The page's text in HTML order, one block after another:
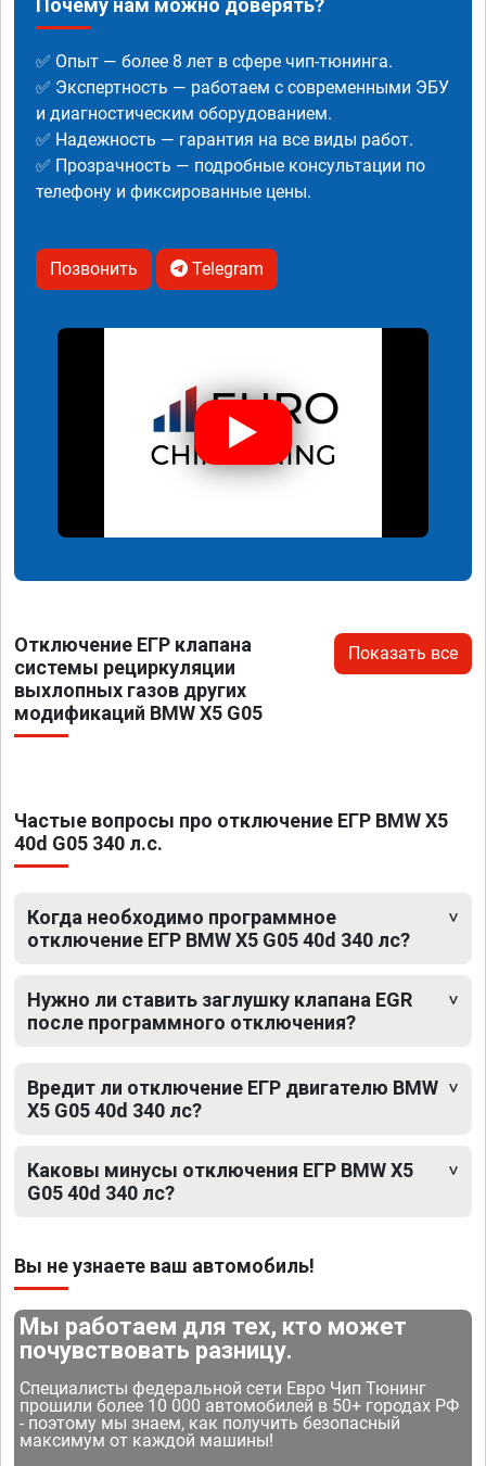
Почему нам можно доверять?
✅ Опыт — более 8 лет в сфере чип-тюнинга.
✅ Экспертность — работаем с современными ЭБУ
и диагностическим оборудованием.
✅ Надежность — гарантия на все виды работ.
✅ Прозрачность — подробные консультации по
телефону и фиксированные цены.
Позвонить Telegram
Отключение ЕГР клапана
системы рециркуляции
выхлопных газов других
модификаций BMW X5 G05
Показать все
Частые вопросы про отключение ЕГР BMW X5
40d G05 340 л.с.
Когда необходимо программное
отключение ЕГР BMW X5 G05 40d 340 лс?
Нужно ли ставить заглушку клапана EGR
после программного отключения?
Вредит ли отключение ЕГР двигателю BMW
X5 G05 40d 340 лс?
Каковы минусы отключения ЕГР BMW X5
G05 40d 340 лс?
Вы не узнаете ваш автомобиль!
Мы работаем для тех, кто может
почувствовать разницу.
Специалисты федеральной сети Евро Чип Тюнинг
прошили более 10 000 автомобилей в 50+ городах РФ
- поэтому мы знаем, как получить безопасный
максимум от каждой машины!